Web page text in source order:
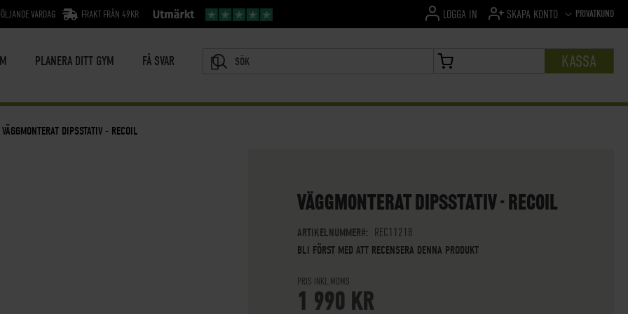
SPRÅKPRIVATKUND
LOGGA IN SKAPA KONTO
VARDAG FRAKT FRÅN 49KR
PLANERA DITT GYM FÅ SVAR MIN VARUKORG KASSA
VÄGGMONTERAT DIPSSTATIV - RECOIL
VÄGGMONTERAT DIPSSTATIV - RECOIL
ARTIKELNUMMER
REC11218
BLI FÖRST MED ATT RECENSERA DENNA PRODUKT
PRIS INKL.MOMS
1 990 KR